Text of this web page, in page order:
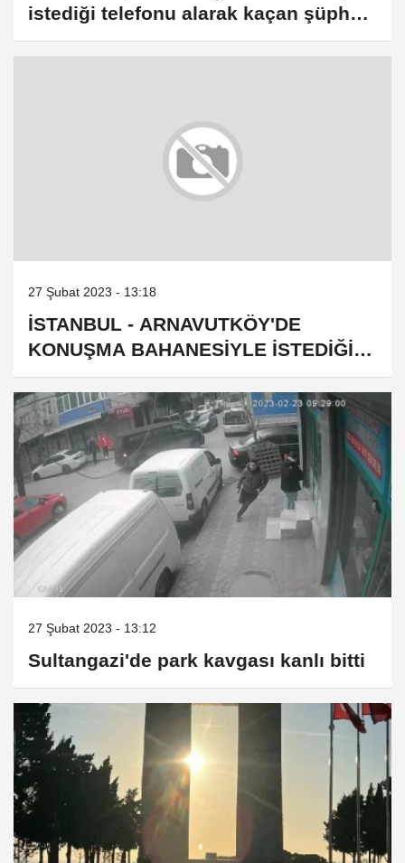
istediği telefonu alarak kaçan şüpheli
kamerada
27 Şubat 2023 - 13:18
İSTANBUL - ARNAVUTKÖY'DE
KONUŞMA BAHANESİYLE İSTEDİĞİ
TELEFONU ALARAK KAÇAN ŞÜPHELİ
KAMERADA
27 Şubat 2023 - 13:12
Sultangazi'de park kavgası kanlı bitti